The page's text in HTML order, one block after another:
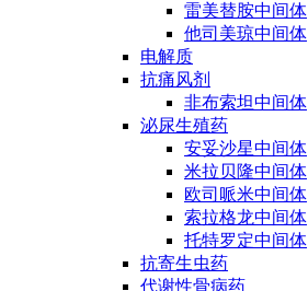
雷美替胺中间体
他司美琼中间体
电解质
抗痛风剂
非布索坦中间体
泌尿生殖药
安妥沙星中间体
米拉贝隆中间体
欧司哌米中间体
索拉格龙中间体
托特罗定中间体
抗寄生虫药
代谢性骨病药